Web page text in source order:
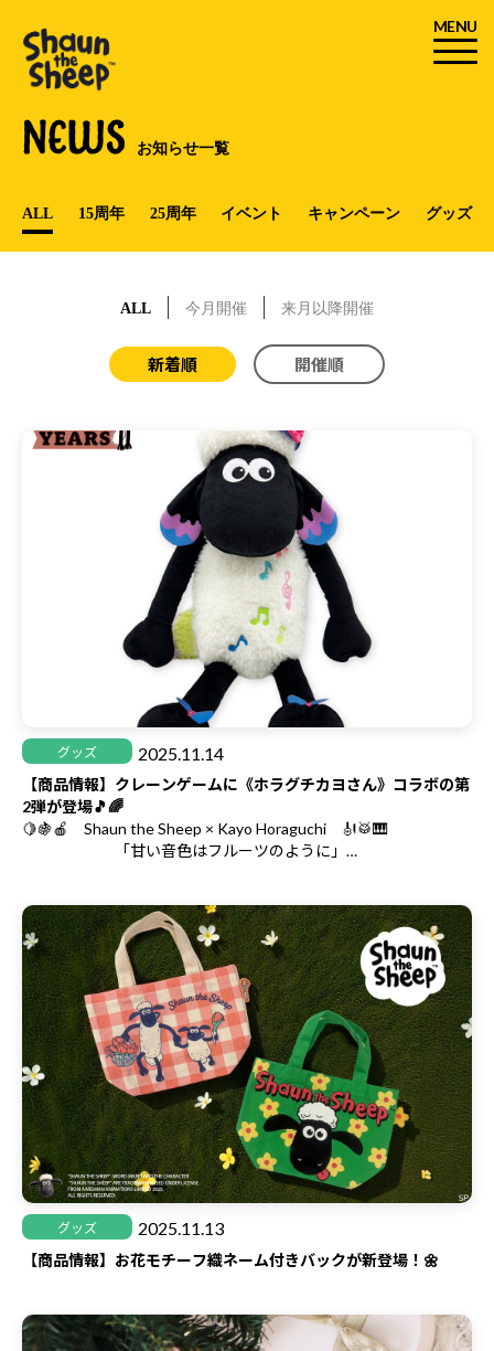
MENU
NEWS お知らせ一覧
ALL 15周年 25周年 イベント キャンペーン グッズ
ALL 今月開催 来月以降開催
新着順 開催順
グッズ 2025.11.14
【商品情報】クレーンゲームに《ホラグチカヨさん》コラボの第
2弾が登場🎵🌈
🍋🍇🍎 Shaun the Sheep × Kayo Horaguchi 🎻🥁🎹
「甘い音色はフルーツのように」
ーン」コラボ第２弾にプライズアイテムが登場！
今回のテーマはフルーツのように
甘い音色が空へ響き渡る賑やかな様子を描いた「秋の音楽祭」✨
グッズ 2025.11.13
【商品情報】お花モチーフ織ネーム付きバックが新登場！🌼